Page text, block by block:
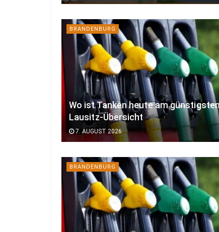
BRANDENBURG
Wo ist Tanken heute am
Lausitz-Übersicht
7. AUGUST 2026
BRANDENBURG